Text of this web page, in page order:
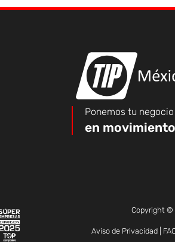
Ponemos tu negocio
en movimiento
Copyright ©
Aviso de Privacidad